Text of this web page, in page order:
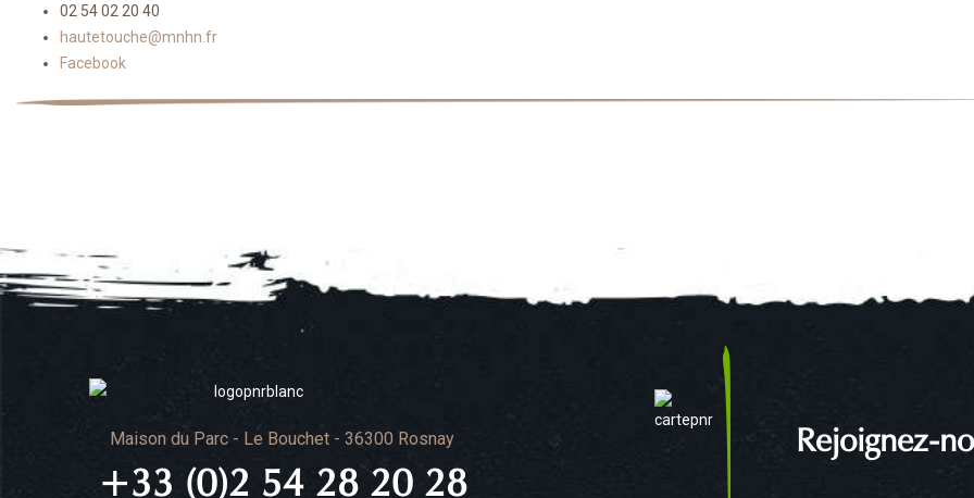
02 54 02 20 40
hautetouche@mnhn.fr
Facebook
Maison du Parc - Le Bouchet - 36300 Rosnay
+33 (0)2 54 28 20 28
Rejoignez-